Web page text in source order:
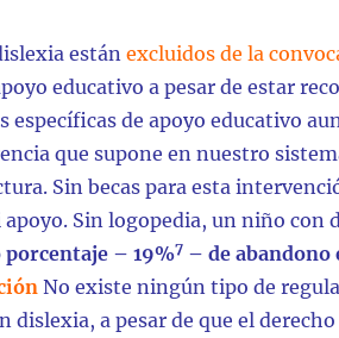
están excluidos de la
educativo a pesar de estar
específicas de apoyo educativo
que supone en nuestro
Sin becas para esta
Sin logopedia, un niño con
porcentaje – 19%7 – de abandono
No existe ningún tipo de
dislexia, a pesar de que el